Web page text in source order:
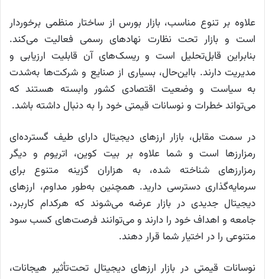
علاوه بر تنوع مناسب، بازار بورس از ساختار منظمی برخوردار
است و بازار تحت نظارت نهاد‌های رسمی فعالیت می‌کند.
بنابراین قابل‌تحلیل است و ریسک‌های آن قابلیت ارزیابی و
مدیریت دارند. بااین‌حال، بسیاری از صنایع و شرکت‌ها به‌شدت
به سیاست و وضعیت اقتصادی کشور وابسته هستند که
می‌تواند خطرات و نوسانات قیمتی خود را به دنبال داشته باشد.
در سمت مقابل، بازار ارز‌های دیجیتال دارای طیف گسترده‌ای
رمزارز‌ها است و شما علاوه بر بیت کوین، اتریوم و دیگر
رمزارز‌های شناخته شده، به هزاران گزینه متنوع برای
سرمایه‌گذاری دسترسی دارید. همچنین به‌طور مداوم، ارز‌های
دیجیتال جدیدی در بازار عرضه می‌شوند که هرکدام کاربرد،
جامعه و اهداف خود را دارند و می‌توانند فرصت‌های کسب سود
متنوعی را در اختیار شما قرار دهند.
نوسانات قیمتی در بازار ارز‌های دیجیتال تحت‌تأثیر هیجانات،